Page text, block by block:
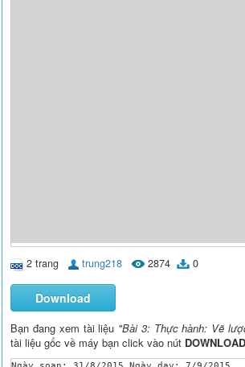
2 trang trung218 2874 0
Download
Bạn đang xem tài liệu "Bài 3: Thực hành: Vẽ
tài liệu gốc về máy bạn click vào nút DOWNLOAD